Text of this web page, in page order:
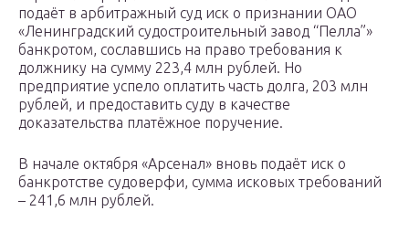
подаёт в арбитражный суд иск о признании ОАО
«Ленинградский судостроительный завод “Пелла”»
банкротом, сославшись на право требования к
должнику на сумму 223,4 млн рублей. Но
предприятие успело оплатить часть долга, 203 млн
рублей, и предоставить суду в качестве
доказательства платёжное поручение.
В начале октября «Арсенал» вновь подаёт иск о
банкротстве судоверфи, сумма исковых требований
– 241,6 млн рублей.